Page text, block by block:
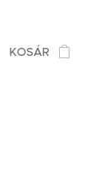
KOSÁR